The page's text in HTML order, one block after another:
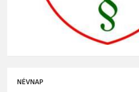
NÉVNAP